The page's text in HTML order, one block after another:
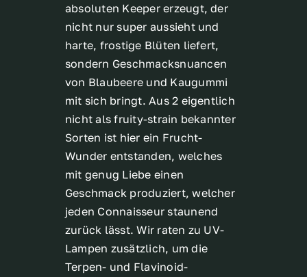
absoluten Keeper erzeugt, der
nicht nur super aussieht und
harte, frostige Blüten liefert,
sondern Geschmacksnuancen
von Blaubeere und Kaugummi
mit sich bringt. Aus 2 eigentlich
nicht als fruity-strain bekannter
Sorten ist hier ein Frucht-
Wunder entstanden, welches
mit genug Liebe einen
Geschmack produziert, welcher
jeden Connaisseur staunend
zurück lässt. Wir raten zu UV-
Lampen zusätzlich, um die
Terpen- und Flavinoid-